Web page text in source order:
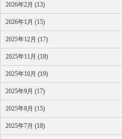
2026年2月 (13)
2026年1月 (15)
2025年12月 (17)
2025年11月 (18)
2025年10月 (19)
2025年9月 (17)
2025年8月 (15)
2025年7月 (18)